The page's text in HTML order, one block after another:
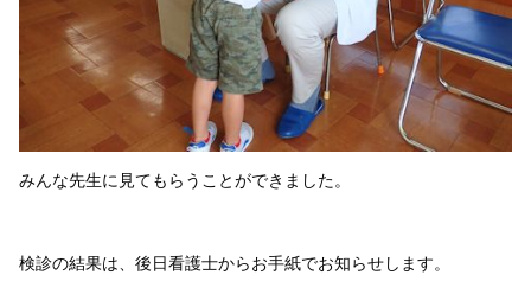
みんな先生に見てもらうことができました。
検診の結果は、後日看護士からお手紙でお知らせします。